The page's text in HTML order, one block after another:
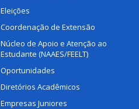
Eleições
Coordenação de Extensão
Núcleo de Apoio e Atenção ao
Estudante (NAAES/FEELT)
Oportunidades
Diretórios Acadêmicos
Empresas Juniores